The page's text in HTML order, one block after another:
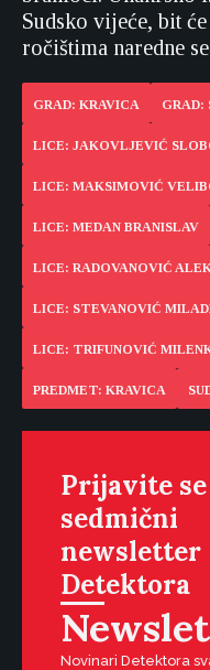
Sudsko vijeće, bit
ročištima naredne
GRAD: KRAVICA GRAD:
LICE: JAKOVLJEVIĆ
LICE: MAKSIMOVIĆ
LICE: MEDAN BRANISLAV
LICE: RADOVANOVIĆ
LICE: STEVANOVIĆ
LICE: TRIFUNOVIĆ
PREDMET: KRAVICA
Prijavite
sedmični
newsletter
Detektora
Novinari Detektora